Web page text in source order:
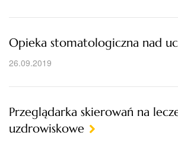
Opieka stomatologiczna nad
26.09.2019
Przeglądarka skierowań na
uzdrowiskowe